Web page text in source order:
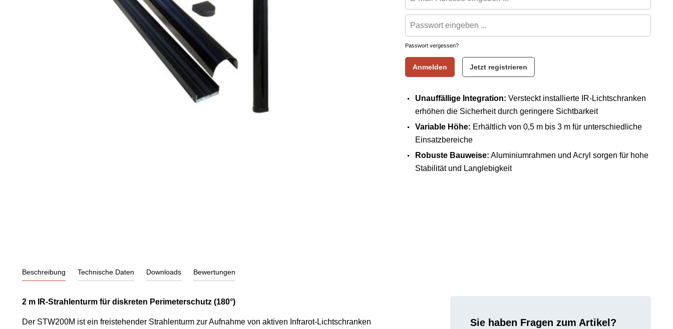
Passwort vergessen?
Anmelden Jetzt registrieren
Unauffällige Integration: Versteckt installierte IR-Lichtschranken
erhöhen die Sicherheit durch geringere Sichtbarkeit
Variable Höhe: Erhältlich von 0,5 m bis 3 m für unterschiedliche
Einsatzbereiche
Robuste Bauweise: Aluminiumrahmen und Acryl sorgen für hohe
Stabilität und Langlebigkeit
Beschreibung Technische Daten Downloads Bewertungen
2 m IR-Strahlenturm für diskreten Perimeterschutz (180°)
Der STW200M ist ein freistehender Strahlenturm zur Aufnahme von aktiven Infrarot-Lichtschranken
Sie haben Fragen zum Artikel?